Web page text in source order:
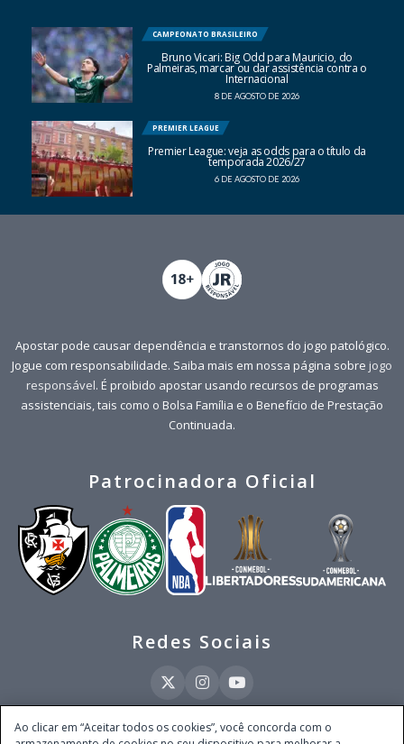
CAMPEONATO BRASILEIRO
Bruno Vicari: Big Odd para Mauricio, do
Palmeiras, marcar ou dar assistência contra o
Internacional
8 DE AGOSTO DE 2026
PREMIER LEAGUE
Premier League: veja as odds para o título da
temporada 2026/27
6 DE AGOSTO DE 2026
Apostar pode causar dependência e transtornos do jogo patológico.
Jogue com responsabilidade. Saiba mais em nossa página sobre jogo
responsável. É proibido apostar usando recursos de programas
assistenciais, tais como o Bolsa Família e o Benefício de Prestação
Continuada.
Patrocinadora Oficial
Redes Sociais
Ao clicar em “Aceitar todos os cookies”, você concorda com o